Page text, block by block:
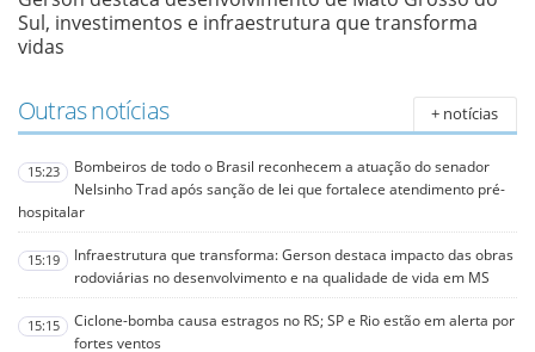
Sul, investimentos e infraestrutura que transforma
vidas
Outras notícias + notícias
15:23
Bombeiros de todo o Brasil reconhecem a atuação do senador
Nelsinho Trad após sanção de lei que fortalece atendimento pré-
hospitalar
15:19
Infraestrutura que transforma: Gerson destaca impacto das obras
rodoviárias no desenvolvimento e na qualidade de vida em MS
15:15
Ciclone-bomba causa estragos no RS; SP e Rio estão em alerta por
fortes ventos